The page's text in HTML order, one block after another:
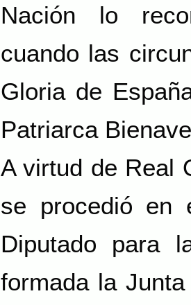
Nación lo
cuando las
Gloria de
Patriarca
A virtud de Real
se procedió en
Diputado para
formada la